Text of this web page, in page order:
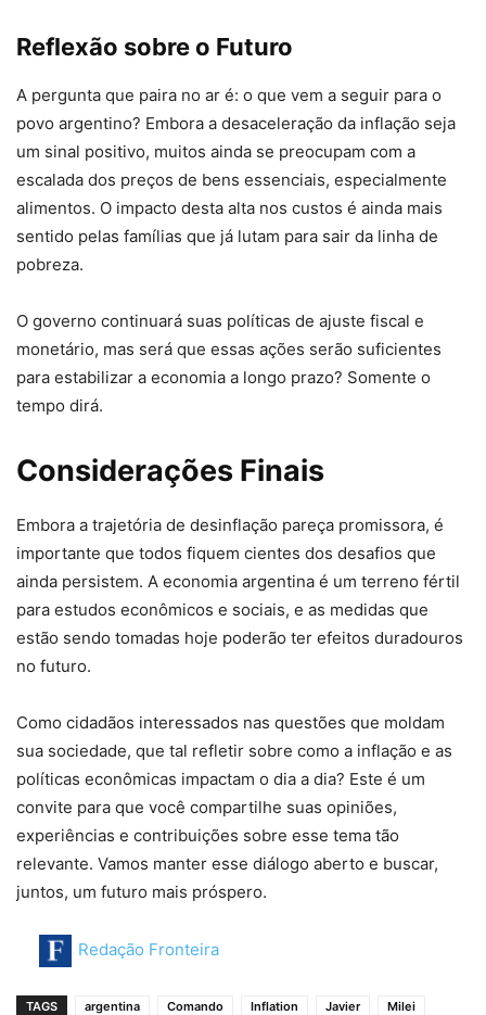
Reflexão sobre o Futuro
A pergunta que paira no ar é: o que vem a seguir para o
povo argentino? Embora a desaceleração da inflação seja
um sinal positivo, muitos ainda se preocupam com a
escalada dos preços de bens essenciais, especialmente
alimentos. O impacto desta alta nos custos é ainda mais
sentido pelas famílias que já lutam para sair da linha de
pobreza.
O governo continuará suas políticas de ajuste fiscal e
monetário, mas será que essas ações serão suficientes
para estabilizar a economia a longo prazo? Somente o
tempo dirá.
Considerações Finais
Embora a trajetória de desinflação pareça promissora, é
importante que todos fiquem cientes dos desafios que
ainda persistem. A economia argentina é um terreno fértil
para estudos econômicos e sociais, e as medidas que
estão sendo tomadas hoje poderão ter efeitos duradouros
no futuro.
Como cidadãos interessados nas questões que moldam
sua sociedade, que tal refletir sobre como a inflação e as
políticas econômicas impactam o dia a dia? Este é um
convite para que você compartilhe suas opiniões,
experiências e contribuições sobre esse tema tão
relevante. Vamos manter esse diálogo aberto e buscar,
juntos, um futuro mais próspero.
Redação Fronteira
TAGS argentina Comando Inflation Javier
Milei